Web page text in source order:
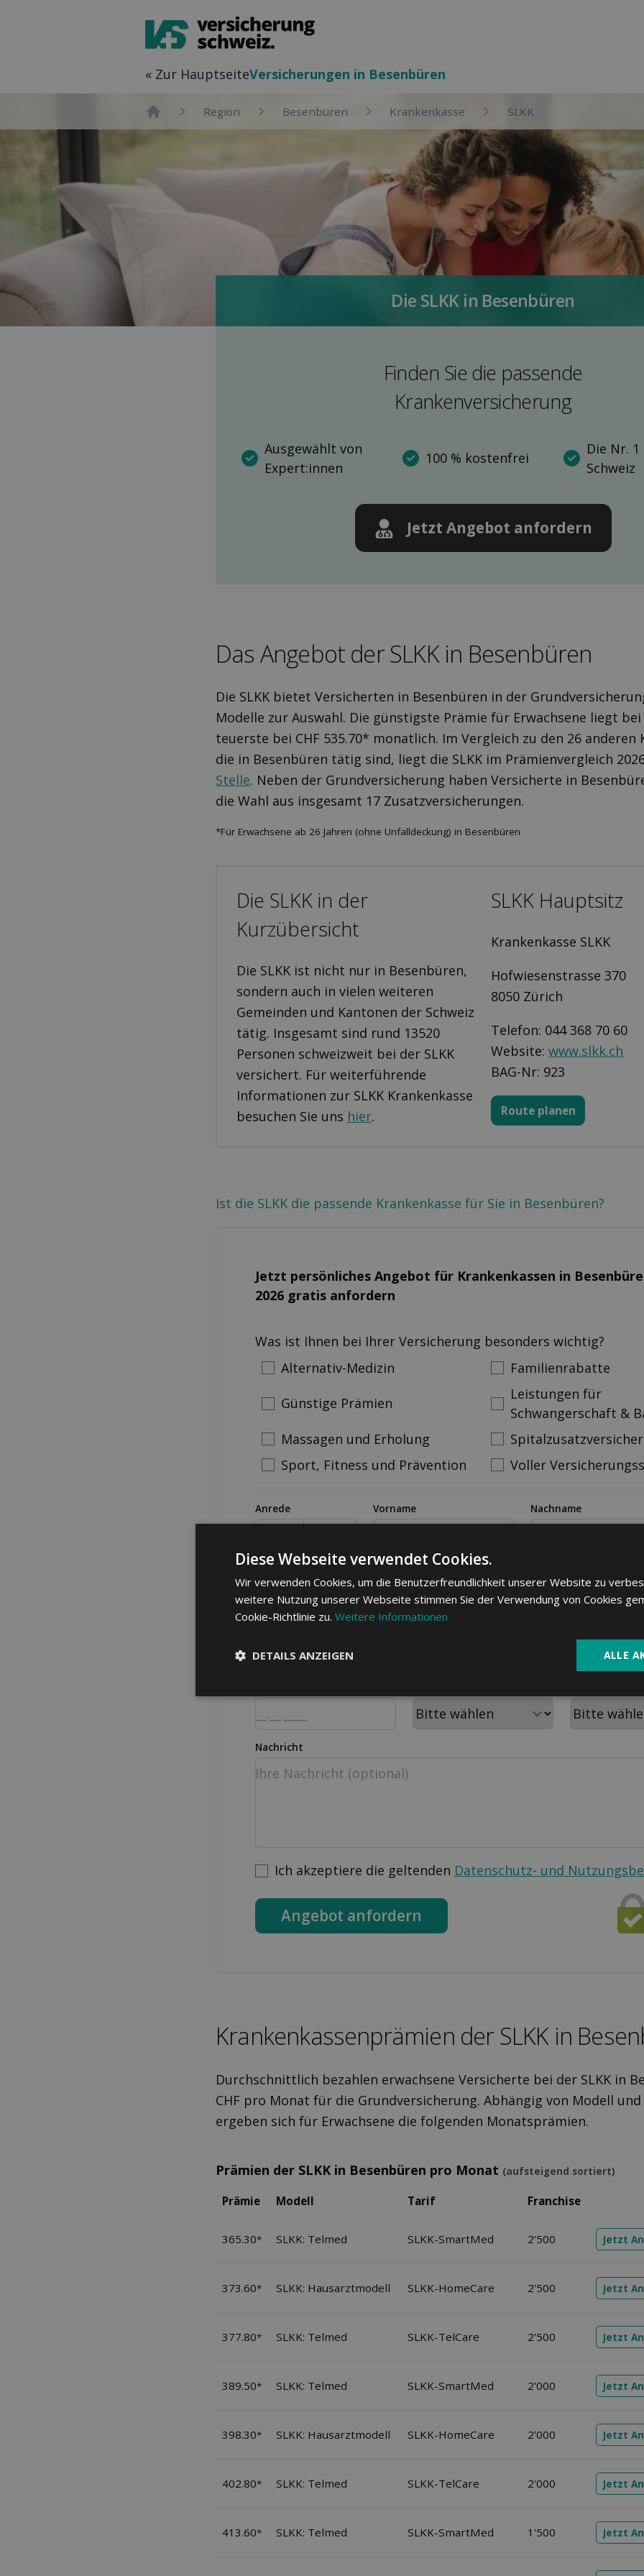
« Zur HauptseiteVersicher­ungen in Besenbüren
Home
Region Besenbüren Kranken­kasse SLKK
Die SLKK in Besenbüren
Finden Sie die pas­sende
Kranken­versicherung
Ausgewählt von
Expert:innen
100 % kostenfrei
Die Nr.
Schweiz
Jetzt Angebot anfordern
Das Angebot der SLKK in Besenbüren
Die SLKK bietet Versicherten in Besenbüren in der
Modelle zur Auswahl. Die günstigste Prämie für Erwachsene liegt bei
teuerste bei CHF 535.70* monatlich. Im Vergleich zu den 26 anderen
die in Besenbüren tätig sind, liegt die SLKK im Prämienvergleich
Stelle. Neben der Grundversicherung haben Versicherte in
die Wahl aus insgesamt 17 Zusatzversicherungen.
*Für Erwachsene ab 26 Jahren (ohne Unfalldeckung) in Besenbüren
Die SLKK in der
Kurzübersicht
Die SLKK ist nicht nur in Besenbüren,
sondern auch in vielen weiteren
Gemeinden und Kantonen der Schweiz
tätig. Insgesamt sind rund 13520
Personen schweizweit bei der SLKK
versichert. Für weiterführende
Informationen zur SLKK Krankenkasse
besuchen Sie uns hier.
SLKK Hauptsitz
Krankenkasse SLKK
Hofwiesenstrasse 370
8050 Zürich
Telefon: 044 368 70 60
Website:www.slkk.ch
BAG-Nr: 923
Route planen
Ist die SLKK die passende Krankenkasse für Sie in Besenbüren?
Jetzt persönliches Angebot für Kranken­kassen in
2026 gratis anfordern
Was ist Ihnen bei Ihrer Versicherung besonders wichtig?
Alternativ-Medizin
Familienrabatte
Günstige Prämien
Leistungen für
Schwangerschaft &
Massagen und Erholung
Sport, Fitness und Prävention
Voller
Anrede Vorname Nachname
Telefonnummer Email
Nachricht
Ich akzeptiere die geltenden Datenschutz- und
Angebot anfordern
Kranken­kassen­prämien der SLKK in
Durchschnittlich bezahlen erwachsene Versicherte bei der SLKK in
CHF pro Monat für die Grundversicherung. Abhängig von Modell und
ergeben sich für Erwachsene die folgenden Monatsprämien.
Prämien der SLKK in Besenbüren pro Monat (aufsteigend sortiert)
Prämie Modell Tarif Franchise
365.30* SLKK: Telmed SLKK-SmartMed 2'500 Jetzt
373.60* SLKK: Hausarztmodell SLKK-HomeCare 2'500 Jetzt
377.80* SLKK: Telmed SLKK-TelCare 2'500 Jetzt
389.50* SLKK: Telmed SLKK-SmartMed 2'000 Jetzt
398.30* SLKK: Hausarztmodell SLKK-HomeCare 2'000 Jetzt
402.80* SLKK: Telmed SLKK-TelCare 2'000 Jetzt
413.60* SLKK: Telmed SLKK-SmartMed 1'500 Jetzt
Diese Webseite verwendet Cookies.
Wir verwenden Cookies, um die Benutzerfreundlichkeit unserer Website zu
weitere Nutzung unserer Webseite stimmen Sie der Verwendung von Cookies
Cookie-Richtlinie zu. Weitere Informationen
ALLE
DETAILS ANZEIGEN